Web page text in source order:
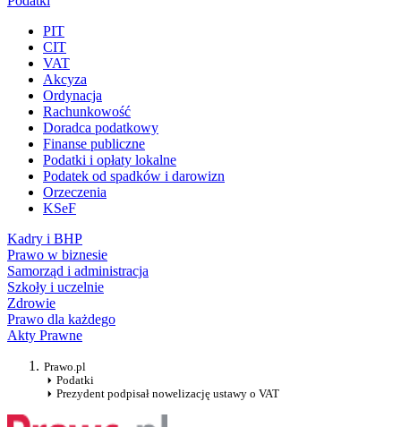
PIT
CIT
VAT
Akcyza
Ordynacja
Rachunkowość
Doradca podatkowy
Finanse publiczne
Podatki i opłaty lokalne
Podatek od spadków i darowizn
Orzeczenia
KSeF
Kadry i BHP
Prawo w biznesie
Samorząd i administracja
Szkoły i uczelnie
Zdrowie
Prawo dla każdego
Akty Prawne
Prawo.pl
Podatki
Prezydent podpisał nowelizację ustawy o VAT